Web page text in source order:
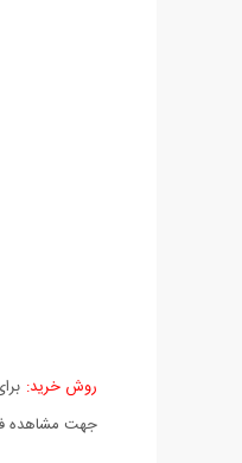
روش خرید:
جهت مشاهده